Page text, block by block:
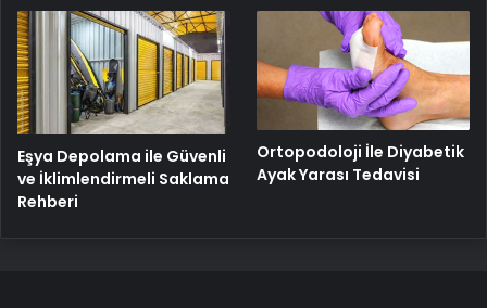
Eşya Depolama ile Güvenli
ve İklimlendirmeli Saklama
Rehberi
Ortopodoloji İle Diyabetik
Ayak Yarası Tedavisi